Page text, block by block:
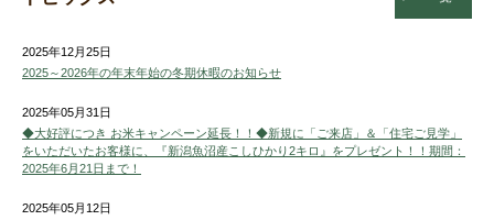
2025年12月25日
2025～2026年の年末年始の冬期休暇のお知らせ
2025年05月31日
◆大好評につき お米キャンペーン延長！！◆新規に「ご来店」＆「住宅ご見学」
をいただいたお客様に、『新潟魚沼産こしひかり2キロ』をプレゼント！！期間：
2025年6月21日まで！
2025年05月12日